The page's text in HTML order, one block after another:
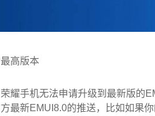
高版本
耀手机无法申请升级到最新版的
最新EMUI8.0的推送，比如如果